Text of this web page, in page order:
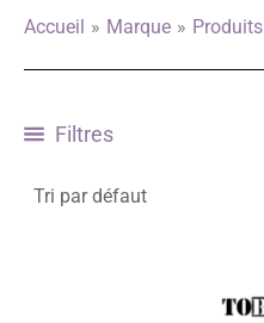
Accueil Marque Produits
Filtres